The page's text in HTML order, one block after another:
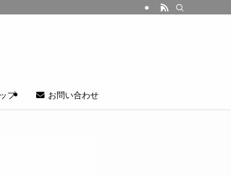
プ お問い合わせ